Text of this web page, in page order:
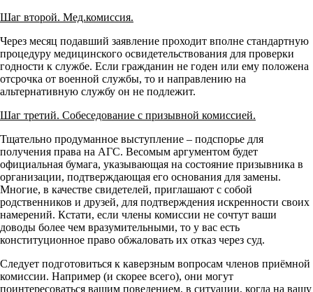
Шаг второй. Мед.комиссия.
Через месяц подавший заявление проходит вполне стандартную
процедуру медицинского освидетельствования для проверки
годности к службе. Если гражданин не годен или ему положена
отсрочка от военной службы, то и направлению на
альтернативную службу он не подлежит.
Шаг третий. Собеседование с призывной комиссией.
Тщательно продуманное выступление – подспорье для
получения права на АГС. Весомым аргументом будет
официальная бумага, указывающая на состояние призывника в
организации, подтверждающая его основания для замены.
Многие, в качестве свидетелей, приглашают с собой
родственников и друзей, для подтверждения искренности своих
намерений. Кстати, если члены комиссии не сочтут ваши
доводы более чем вразумительными, то у вас есть
конституционное право обжаловать их отказ через суд.
Следует подготовиться к каверзным вопросам членов приёмной
комиссии. Например (и скорее всего), они могут
поинтересоваться вашим поведением, в ситуации, когда на вашу